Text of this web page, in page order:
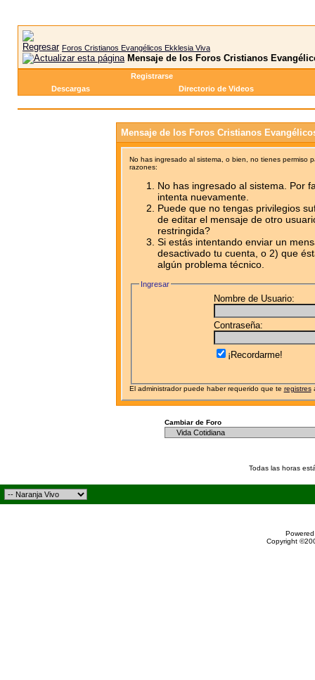
Foros Cristianos Evangélicos Ekklesia Viva
Mensaje de los Foros Cristianos
Registrarse
Descargas
Directorio de Videos
Mensaje de los Foros Cristianos
No has ingresado al sistema, o bien, no tienes permiso
razones:
No has ingresado al sistema. Por
intenta nuevamente.
Puede que no tengas privilegios
de editar el mensaje de otro
restringida?
Si estás intentando enviar un
desactivado tu cuenta, o 2) que
algún problema técnico.
Ingresar
Nombre de Usuario:
Contraseña:
¡Recordarme!
El administrador puede haber requerido que te registres
Cambiar de Foro
Todas las horas
Copyright